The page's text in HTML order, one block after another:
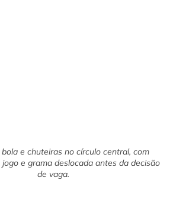
e chuteiras no círculo central, com
e grama deslocada antes da decisão
de vaga.